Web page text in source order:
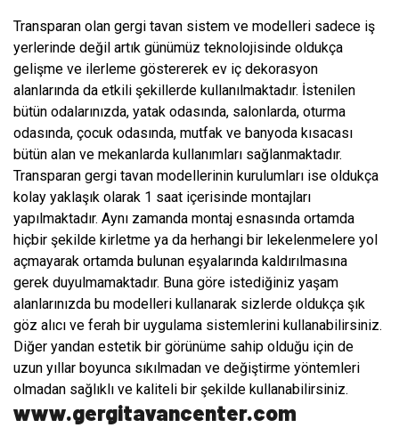
Transparan olan gergi tavan sistem ve modelleri sadece iş
yerlerinde değil artık günümüz teknolojisinde oldukça
gelişme ve ilerleme göstererek ev iç dekorasyon
alanlarında da etkili şekillerde kullanılmaktadır. İstenilen
bütün odalarınızda, yatak odasında, salonlarda, oturma
odasında, çocuk odasında, mutfak ve banyoda kısacası
bütün alan ve mekanlarda kullanımları sağlanmaktadır.
Transparan gergi tavan modellerinin kurulumları ise oldukça
kolay yaklaşık olarak 1 saat içerisinde montajları
yapılmaktadır. Aynı zamanda montaj esnasında ortamda
hiçbir şekilde kirletme ya da herhangi bir lekelenmelere yol
açmayarak ortamda bulunan eşyalarında kaldırılmasına
gerek duyulmamaktadır. Buna göre istediğiniz yaşam
alanlarınızda bu modelleri kullanarak sizlerde oldukça şık
göz alıcı ve ferah bir uygulama sistemlerini kullanabilirsiniz.
Diğer yandan estetik bir görünüme sahip olduğu için de
uzun yıllar boyunca sıkılmadan ve değiştirme yöntemleri
olmadan sağlıklı ve kaliteli bir şekilde kullanabilirsiniz.
www.gergitavancenter.com